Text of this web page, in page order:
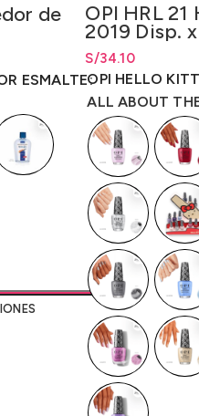
de
S/8.90
ESMALTE
OPI HRL
2019 Disp.
Disp. x kit
Lqr. 15 ml
S/34.10
OPI HELLO
ALL ABOUT